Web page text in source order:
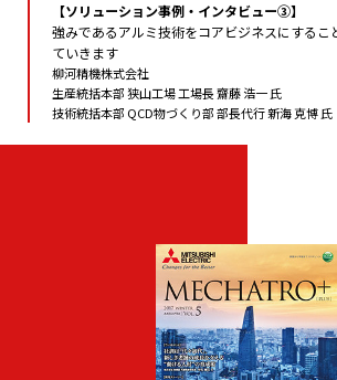
【ソリューション事例・インタビュー③】
強みであるアルミ技術をコアビジネスにするこ
ていきます
柳河精機株式会社
生産統括本部 狭山工場 工場長 齋藤 浩一 氏
技術統括本部 QCD物づくり部 部長代行 新海 克博 氏